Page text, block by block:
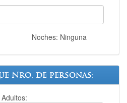
Noches: Ninguna
Nro. de personas:
Adultos: